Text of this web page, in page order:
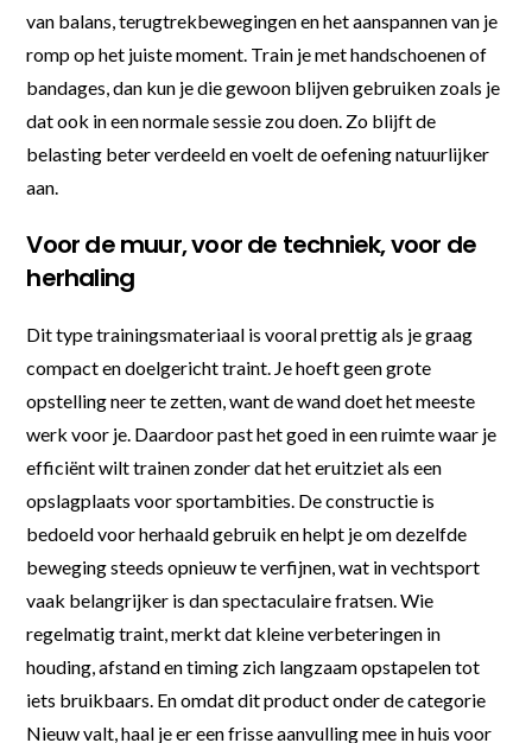
van balans, terugtrekbewegingen en het aanspannen van je
romp op het juiste moment. Train je met handschoenen of
bandages, dan kun je die gewoon blijven gebruiken zoals je
dat ook in een normale sessie zou doen. Zo blijft de
belasting beter verdeeld en voelt de oefening natuurlijker
aan.
Voor de muur, voor de techniek, voor de
herhaling
Dit type trainingsmateriaal is vooral prettig als je graag
compact en doelgericht traint. Je hoeft geen grote
opstelling neer te zetten, want de wand doet het meeste
werk voor je. Daardoor past het goed in een ruimte waar je
efficiënt wilt trainen zonder dat het eruitziet als een
opslagplaats voor sportambities. De constructie is
bedoeld voor herhaald gebruik en helpt je om dezelfde
beweging steeds opnieuw te verfijnen, wat in vechtsport
vaak belangrijker is dan spectaculaire fratsen. Wie
regelmatig traint, merkt dat kleine verbeteringen in
houding, afstand en timing zich langzaam opstapelen tot
iets bruikbaars. En omdat dit product onder de categorie
Nieuw valt, haal je er een frisse aanvulling mee in huis voor